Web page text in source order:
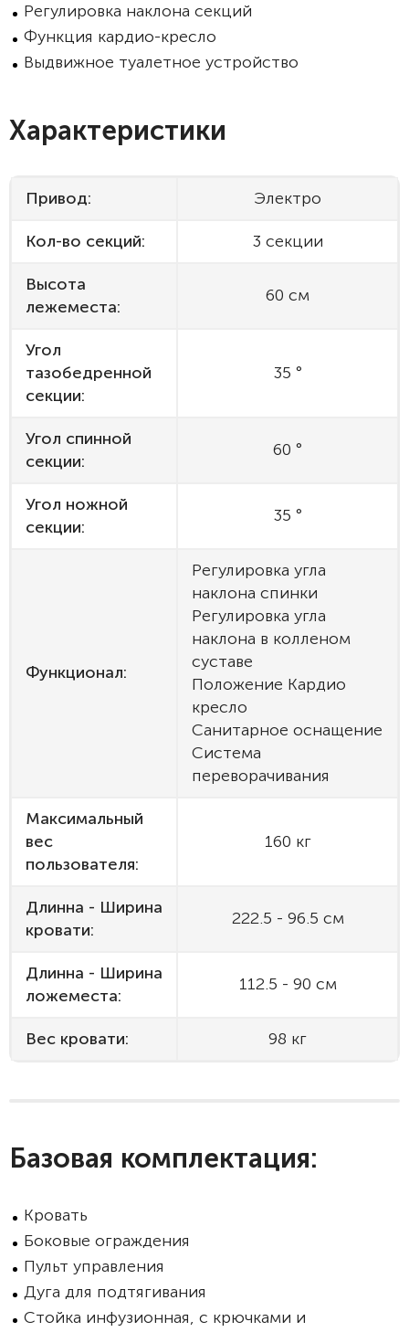
Регулировка наклона секций
Функция кардио-кресло
Выдвижное туалетное устройство
Характеристики
Привод: Электро
Кол-во секций: 3 секции
Высота
лежеместа:
60 см
Угол
тазобедренной
секции:
35 °
Угол спинной
секции:
60 °
Угол ножной
секции:
35 °
Функционал:
Регулировка угла
наклона спинки
Регулировка угла
наклона в колленом
суставе
Положение Кардио
кресло
Санитарное оснащение
Система
переворачивания
Максимальный
вес
пользователя:
160 кг
Длинна - Ширина
кровати:
222.5 - 96.5 см
Длинна - Ширина
ложеместа:
112.5 - 90 см
Вес кровати: 98 кг
Базовая комплектация:
Кровать
Боковые ограждения
Пульт управления
Дуга для подтягивания
Стойка инфузионная, с крючками и